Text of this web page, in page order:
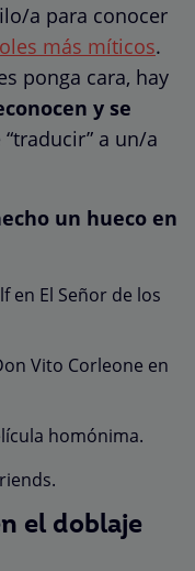
a para conocer
más míticos.
ponga cara, hay
y se
a un/a
un hueco en
en El Señor de los
Vito Corleone en
homónima.
el doblaje